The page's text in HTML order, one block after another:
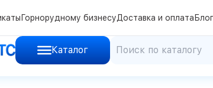
Каталог
Горнорудному бизнесуДоставка и оплата Блог